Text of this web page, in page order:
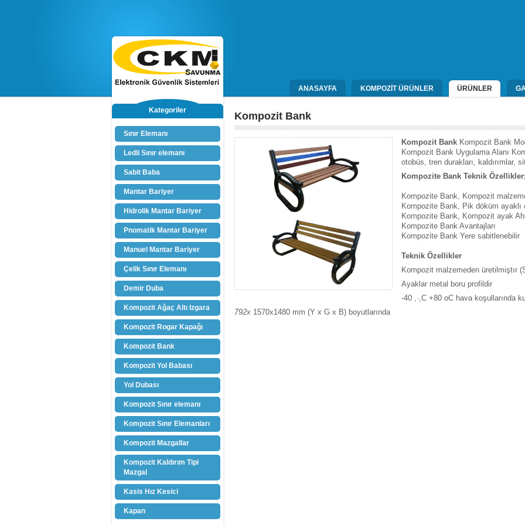
ANASAYFA KOMPOZİT ÜRÜNLER ÜRÜNLER
Kategoriler
Sınır Elemanı
Ledli Sınır elemanı
Sabit Baba
Mantar Bariyer
Hidrolik Mantar Bariyer
Pnomatik Mantar Bariyer
Manuel Mantar Bariyer
Çelik Sınır Elemanı
Demir Duba
Kompozit Ağaç Altı Izgara
Kompozit Rogar Kapağı
Kompozit Bank
Kompozit Yol Babası
Yol Dubası
Kompozit Sınır elemanı
Kompozit Sınır Elemanları
Kompozit Mazgallar
Kompozit Kaldırım Tipi
Mazgal
Kasis Hız Kesici
Kapan
Kompozit Bank
Kompozit Bank Kompozit Bank
Kompozit Bank Uygulama Alanı
otobüs, tren durakları, kaldırımlar,
Kompozite Bank Teknik Özellikler;
Kompozite Bank, Kompozit
Kompozite Bank, Pik döküm ayaklı
Kompozite Bank, Kompozit ayak
Kompozite Bank Avantajları
Kompozite Bank Yere sabitlenebilir
Teknik Özellikler
Kompozit malzemeden üretilmiştır
Ayaklar metal boru profildir
-40 ,·,C +80 oC hava koşullarında
792x 1570x1480 mm (Y x G x B) boyutlarında